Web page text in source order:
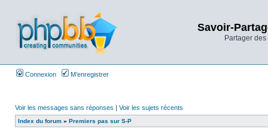
Savoir-
Partager
Connexion M’enregistrer
Voir les messages sans réponses | Voir les sujets récents
Index du forum » Premiers pas sur S-P